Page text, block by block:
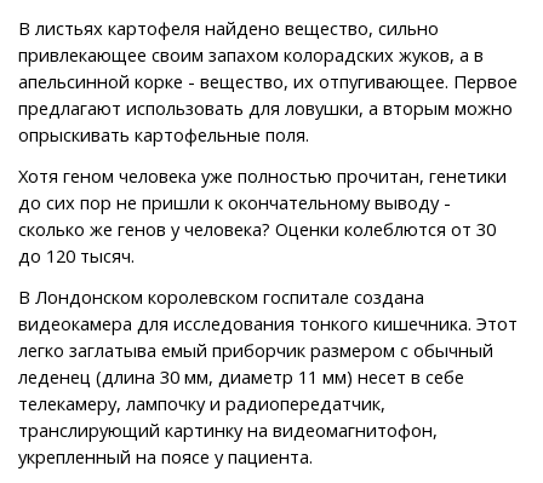
В листьях картофеля найдено вещество, сильно
привлекающее своим запахом колорадских жуков, а в
апельсинной корке - вещество, их отпугивающее. Первое
предлагают использовать для ловушки, а вторым можно
опрыскивать картофельные поля.
Хотя геном человека уже полностью прочитан, генетики
до сих пор не пришли к окончательному выводу -
сколько же генов у человека? Оценки колеблются от 30
до 120 тысяч.
В Лондонском королевском госпитале создана
видеокамера для исследования тонкого кишечника. Этот
легко заглатыва емый приборчик размером с обычный
леденец (длина 30 мм, диаметр 11 мм) несет в себе
телекамеру, лампочку и радиопередатчик,
транслирующий картинку на видеомагнитофон,
укрепленный на поясе у пациента.